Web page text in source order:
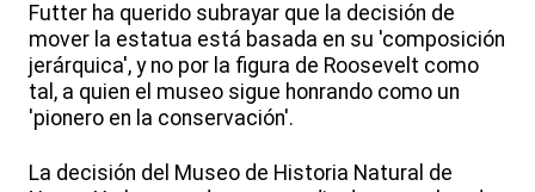
Futter ha querido subrayar que la decisión de
mover la estatua está basada en su 'composición
jerárquica', y no por la figura de Roosevelt como
tal, a quien el museo sigue honrando como un
'pionero en la conservación'.
La decisión del Museo de Historia Natural de